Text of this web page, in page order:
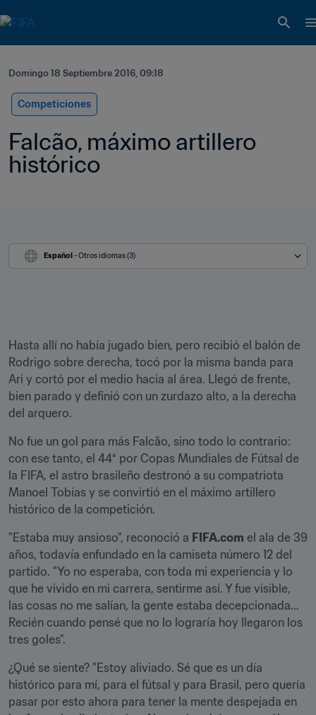
Domingo 18 Septiembre 2016, 09:18
Competiciones
Falcão, máximo artillero
histórico
Español - Otros idiomas (3)
Hasta allí no había jugado bien, pero recibió el balón de
Rodrigo sobre derecha, tocó por la misma banda para
Ari y cortó por el medio hacia al área. Llegó de frente,
bien parado y definió con un zurdazo alto, a la derecha
del arquero.
No fue un gol para más Falcão, sino todo lo contrario:
con ese tanto, el 44° por Copas Mundiales de Fútsal de
la FIFA, el astro brasileño destronó a su compatriota
Manoel Tobías y se convirtió en el máximo artillero
histórico de la competición.
"Estaba muy ansioso", reconoció a FIFA.com el ala de 39
años, todavía enfundado en la camiseta número 12 del
partido. "Yo no esperaba, con toda mi experiencia y lo
que he vivido en mi carrera, sentirme así. Y fue visible,
las cosas no me salían, la gente estaba decepcionada...
Recién cuando pensé que no lo lograría hoy llegaron los
tres goles".
¿Qué se siente? "Estoy aliviado. Sé que es un día
histórico para mí, para el fútsal y para Brasil, pero quería
pasar por esto ahora para tener la mente despejada en